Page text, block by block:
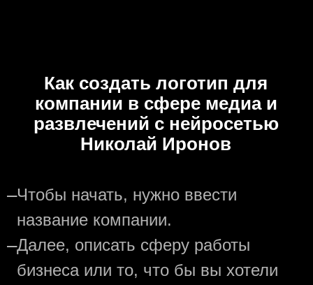
Как создать логотип для
компании в сфере медиа и
развлечений с нейросетью
Николай Иронов
—Чтобы начать, нужно ввести
название компании.
—Далее, описать сферу работы
бизнеса или то, что бы вы хотели